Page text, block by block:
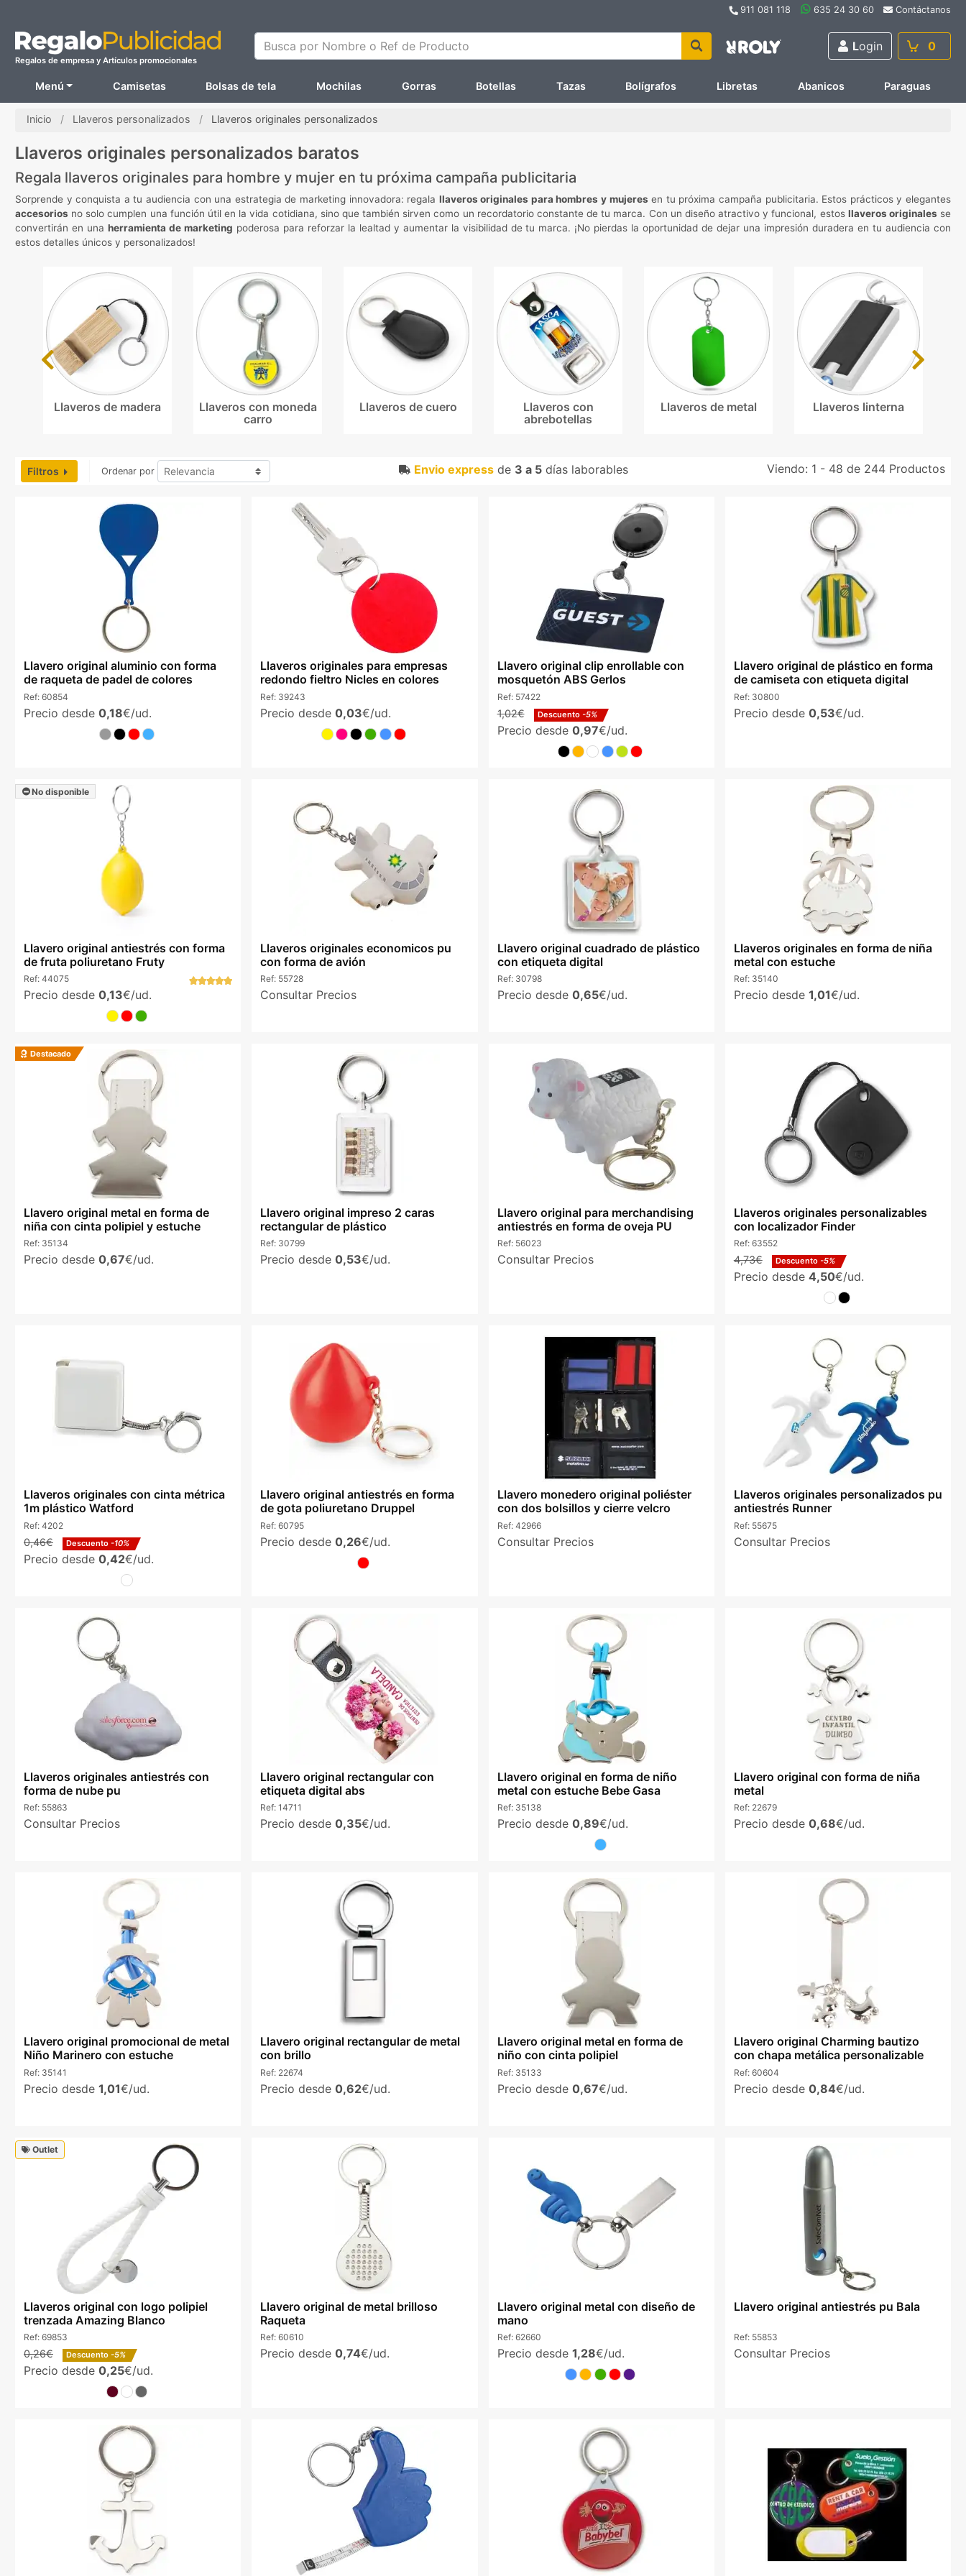
911 081 118 635 24 30 60 Contáctanos
Regalos de empresa y Artículos promocionales
Busca por Nombre o Ref de Producto Login 0
Menú Camisetas Bolsas de tela Mochilas Gorras Botellas Tazas Bolígrafos Libretas Abanicos Paraguas
Inicio Llaveros personalizados Llaveros originales personalizados
Llaveros originales personalizados baratos
Regala llaveros originales para hombre y mujer en tu próxima campaña publicitaria
Sorprende y conquista a tu audiencia con una estrategia de marketing innovadora: regala llaveros originales para hombres y mujeres en tu próxima campaña publicitaria. Estos prácticos y elegantes
accesorios no solo cumplen una función útil en la vida cotidiana, sino que también sirven como un recordatorio constante de tu marca. Con un diseño atractivo y funcional, estos llaveros originales se
convertirán en una herramienta de marketing poderosa para reforzar la lealtad y aumentar la visibilidad de tu marca. ¡No pierdas la oportunidad de dejar una impresión duradera en tu audiencia con
estos detalles únicos y personalizados!
Llaveros de madera
Llaveros con moneda
carro
Llaveros de cuero
Llaveros con
abrebotellas
Llaveros de metal Llaveros linterna
Previous Next
Filtros Ordenar por Envio expressde 3 a 5días laborables Viendo: 1 - 48 de 244 Productos
Llavero original aluminio con forma
de raqueta de padel de colores
Ref: 60854
Precio desde 0,18€/ud.
Llaveros originales para empresas
redondo fieltro Nicles en colores
Ref: 39243
Precio desde0,03€/ud.
Llavero original clip enrollable con
mosquetón ABS Gerlos
Ref: 57422
1,02€ Descuento -5%
Precio desde 0,97€/ud.
Llavero original de plástico en forma
de camiseta con etiqueta digital
Ref: 30800
Precio desde 0,53€/ud.
No disponible
Llavero original antiestrés con forma
de fruta poliuretano Fruty
Ref: 44075
Precio desde 0,13€/ud.
Llaveros originales economicos pu
con forma de avión
Ref: 55728
Consultar Precios
Llavero original cuadrado de plástico
con etiqueta digital
Ref: 30798
Precio desde 0,65€/ud.
Llaveros originales en forma de niña
metal con estuche
Ref: 35140
Precio desde 1,01€/ud.
Destacado
Llavero original metal en forma de
niña con cinta polipiel y estuche
Ref: 35134
Precio desde 0,67€/ud.
Llavero original impreso 2 caras
rectangular de plástico
Ref: 30799
Precio desde0,53€/ud.
Llavero original para merchandising
antiestrés en forma de oveja PU
Ref: 56023
Consultar Precios
Llaveros originales personalizables
con localizador Finder
Ref: 63552
4,73€ Descuento -5%
Precio desde 4,50€/ud.
Llaveros originales con cinta métrica
1m plástico Watford
Ref: 4202
0,46€ Descuento -10%
Precio desde 0,42€/ud.
Llavero original antiestrés en forma
de gota poliuretano Druppel
Ref:60795
Precio desde0,26€/ud.
Llavero monedero original poliéster
con dos bolsillos y cierre velcro
Ref: 42966
Consultar Precios
Llaveros originales personalizados pu
antiestrés Runner
Ref: 55675
Consultar Precios
Llaveros originales antiestrés con
forma de nube pu
Ref: 55863
Consultar Precios
Llavero original rectangular con
etiqueta digital abs
Ref:14711
Precio desde0,35€/ud.
Llavero original en forma de niño
metal con estuche Bebe Gasa
Ref: 35138
Precio desde 0,89€/ud.
Llavero original con forma de niña
metal
Ref: 22679
Precio desde 0,68€/ud.
Llavero original promocional de metal
Niño Marinero con estuche
Ref: 35141
Precio desde 1,01€/ud.
Llavero original rectangular de metal
con brillo
Ref: 22674
Precio desde0,62€/ud.
Llavero original metal en forma de
niño con cinta polipiel
Ref: 35133
Precio desde 0,67€/ud.
Llavero original Charming bautizo
con chapa metálica personalizable
Ref: 60604
Precio desde 0,84€/ud.
Outlet
Llaveros original con logo polipiel
trenzada Amazing Blanco
Ref: 69853
0,26€ Descuento -5%
Precio desde 0,25€/ud.
Llavero original de metal brilloso
Raqueta
Ref:60610
Precio desde0,74€/ud.
Llavero original metal con diseño de
mano
Ref: 62660
Precio desde 1,28€/ud.
Llavero original antiestrés pu Bala
Ref: 55853
Consultar Precios